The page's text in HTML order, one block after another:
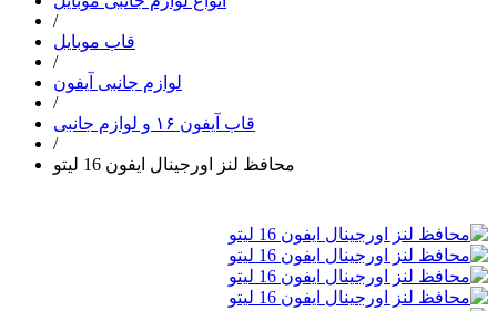
/
قاب موبایل
/
لوازم جانبی آیفون
/
قاب آیفون ۱۶ و لوازم جانبی
/
محافظ لنز اورجینال ایفون 16 لیتو